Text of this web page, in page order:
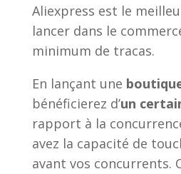
Aliexpress est le
lancer dans le
minimum de tracas.
En lançant une
bénéficierez d’un
rapport à la
avez la capacité de
avant vos concurrents.